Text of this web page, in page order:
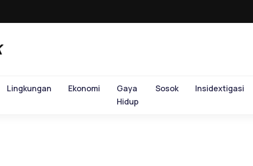
Lingkungan Ekonomi
Gaya
Hidup
Sosok Insidextigasi